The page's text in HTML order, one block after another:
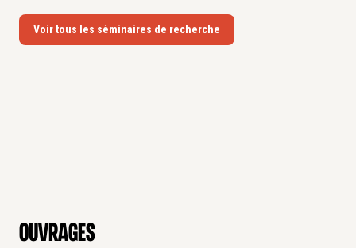
Voir tous les séminaires de recherche
Ouvrages